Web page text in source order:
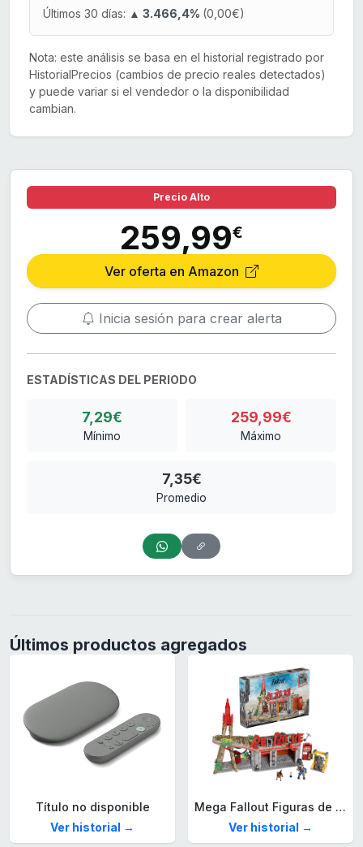
Últimos 30 días: ▲ 3.466,4% (0,00€)
Nota: este análisis se basa en el historial registrado por
HistorialPrecios (cambios de precio reales detectados)
y puede variar si el vendedor o la disponibilidad
cambian.
Precio Alto
259,99€
Ver oferta en Amazon
Inicia sesión para crear alerta
ESTADÍSTICAS DEL PERIODO
7,29€
Mínimo
259,99€
Máximo
7,35€
Promedio
Últimos productos agregados
Título no disponible
Ver historial →
Mega Fallout Figuras de acción y Juguetes de construcción, Parada de Camiones Red Rocket con 824 Piezas, 2 Personajes articulados y Accesorios, para coleccionistas, HXT00
Ver historial →